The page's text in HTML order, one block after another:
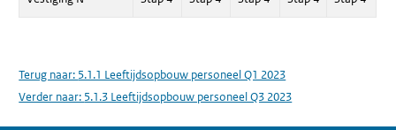
Terug naar: 5.1.1 Leeftijdsopbouw personeel Q1 2023
Verder naar: 5.1.3 Leeftijdsopbouw personeel Q3 2023